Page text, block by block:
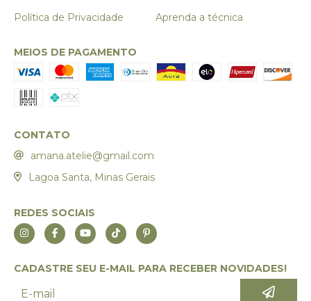
Política de Privacidade Aprenda a técnica
MEIOS DE PAGAMENTO
CONTATO
amana.atelie@gmail.com
Lagoa Santa, Minas Gerais
REDES SOCIAIS
CADASTRE SEU E-MAIL PARA RECEBER NOVIDADES!